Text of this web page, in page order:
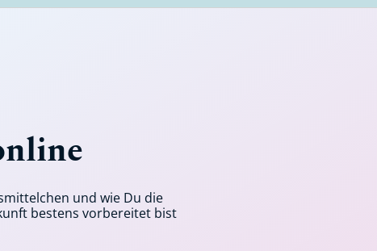
und wie Du die
bestens vorbereitet bist